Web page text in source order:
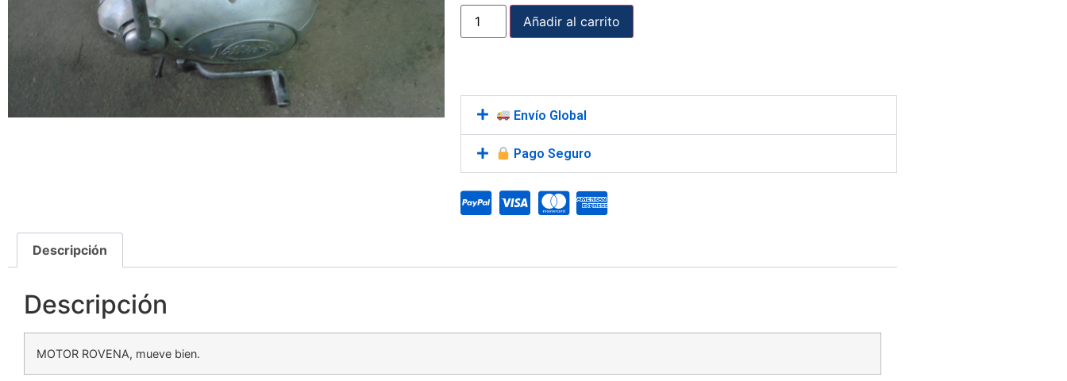
Añadir al carrito
Envío Global
Pago Seguro
Descripción
Descripción
MOTOR ROVENA, mueve bien.